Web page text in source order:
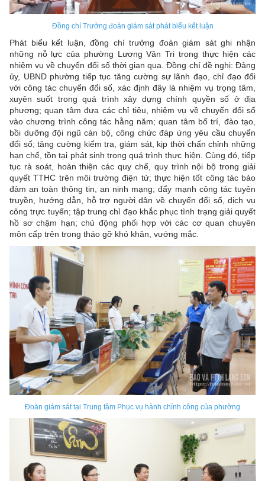
Đồng chí Trưởng đoàn giám sát phát biểu kết luận
Phát biểu kết luận, đồng chí trưởng đoàn giám sát ghi nhận
những nỗ lực của phường Lương Văn Tri trong thực hiện các
nhiệm vụ về chuyển đổi số thời gian qua. Đồng chí đề nghị: Đảng
ủy, UBND phường tiếp tục tăng cường sự lãnh đạo, chỉ đạo đối
với công tác chuyển đổi số, xác định đây là nhiệm vụ trọng tâm,
xuyên suốt trong quá trình xây dựng chính quyền số ở địa
phương; quan tâm đưa các chỉ tiêu, nhiệm vụ về chuyển đổi số
vào chương trình công tác hằng năm; quan tâm bố trí, đào tạo,
bồi dưỡng đội ngũ cán bộ, công chức đáp ứng yêu cầu chuyển
đổi số; tăng cường kiểm tra, giám sát, kịp thời chấn chỉnh những
hạn chế, tồn tại phát sinh trong quá trình thực hiện. Cùng đó, tiếp
tục rà soát, hoàn thiện các quy chế, quy trình nội bộ trong giải
quyết TTHC trên môi trường điện tử; thực hiện tốt công tác bảo
đảm an toàn thông tin, an ninh mạng; đẩy mạnh công tác tuyên
truyền, hướng dẫn, hỗ trợ người dân về chuyển đổi số, dịch vụ
công trực tuyến; tập trung chỉ đạo khắc phục tình trạng giải quyết
hồ sơ chậm hạn; chủ động phối hợp với các cơ quan chuyên
môn cấp trên trong tháo gỡ khó khăn, vướng mắc.
Đoàn giám sát tại Trung tâm Phục vụ hành chính công của phường